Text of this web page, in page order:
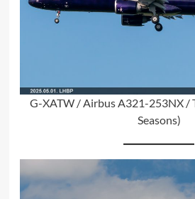
G-XATW / Airbus A321-253NX /
Seasons)